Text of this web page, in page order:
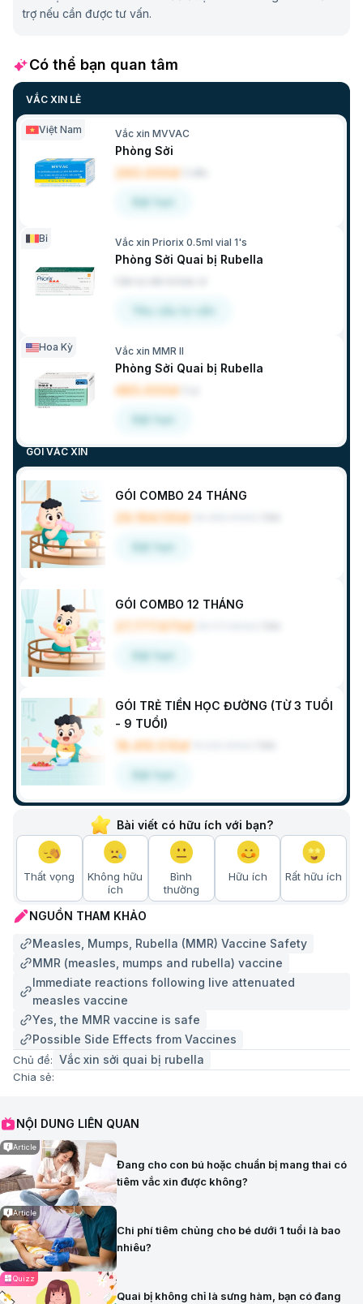
trợ nếu cần được tư vấn.
Có thể bạn quan tâm
VẮC XIN LẺ
Việt Nam Vắc xin MVVAC
Phòng Sởi
260.000đ
Đặt hẹn
Bỉ Vắc xin Priorix 0.5ml vial 1's
Phòng Sởi Quai bị Rubella
Hoa Kỳ Vắc xin MMR II
Phòng Sởi Quai bị Rubella
485.000đ
Đặt hẹn
GÓI VẮC XIN
GÓI COMBO 24 THÁNG
29.194.130đ
Đặt hẹn
GÓI COMBO 12 THÁNG
27.777.970đ
Đặt hẹn
GÓI TRẺ TIỀN HỌC ĐƯỜNG (TỪ 3 TUỔI
- 9 TUỔI)
18.410.510đ
Đặt hẹn
Bài viết có hữu ích với bạn?
Thất vọng
Không hữu
ích
Bình
thường
Hữu ích Rất hữu ích
NGUỒN THAM KHẢO
Measles, Mumps, Rubella (MMR) Vaccine Safety
MMR (measles, mumps and rubella) vaccine
Immediate reactions following live attenuated
measles vaccine
Yes, the MMR vaccine is safe
Possible Side Effects from Vaccines
Chủ đề: Vắc xin sởi quai bị rubella
Chia sẻ:
NỘI DUNG LIÊN QUAN
Article
Đang cho con bú hoặc chuẩn bị mang thai có
tiêm vắc xin được không?
Article
Chi phí tiêm chủng cho bé dưới 1 tuổi là bao
nhiêu?
Quizz
Quai bị không chỉ là sưng hàm, bạn có đang